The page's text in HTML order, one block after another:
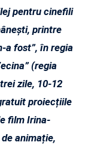
pentru cinefili
printre
a fost”, în regia
(regia
zile, 10-12
proiecțiile
film Irina-
animație,